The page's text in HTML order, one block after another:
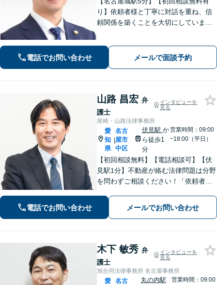
り】依頼者様と丁寧に対話を重ね、信
頼関係を築くことを大切にしていま
お任せください。納得感の高い、最善
の解決を目指して尽力いたします【土
電話でお問い合わせ メールで面談予約
山路 昌宏 弁
護士
インタビューを
見る
尾崎・山路法律事務所
愛
知
県
|
名古
屋市
中区
伏見駅 か
ら徒歩1
分
営業時間：09:00
~18:00（平日）
【初回相談無料】【電話相談可】【伏
見駅1分】不動産が絡む法律問題は分野
を問わずご相談ください！「依頼者さ
ひとりでも多くの方のお悩みを解決で
きるように尽力いたします。【メー
電話でお問い合わせ メールでお問い合わせ
木下 敏秀 弁
護士
インタビューを
見る
旭合同法律事務所 名古屋事務所
愛 名古 丸の内駅 営業時間：09:00